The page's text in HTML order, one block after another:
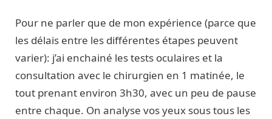
Pour ne parler que de mon expérience (parce que
les délais entre les différentes étapes peuvent
varier): j’ai enchainé les tests oculaires et la
consultation avec le chirurgien en 1 matinée, le
tout prenant environ 3h30, avec un peu de pause
entre chaque. On analyse vos yeux sous tous les